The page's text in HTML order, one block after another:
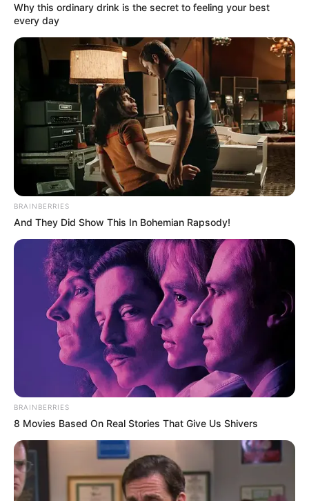
Why this ordinary drink is the secret to feeling your best
every day
BRAINBERRIES
And They Did Show This In Bohemian Rapsody!
BRAINBERRIES
8 Movies Based On Real Stories That Give Us Shivers